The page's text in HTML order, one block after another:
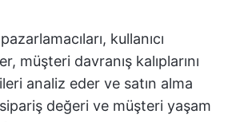
kullanıcı
müşteri davranış kalıplarını
analiz eder ve satın alma
sipariş değeri ve müşteri yaşam